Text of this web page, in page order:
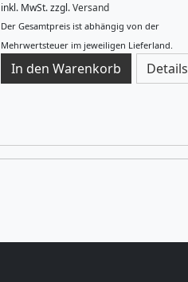
inkl. MwSt.zzgl.Versand
Der Gesamtpreis ist abhängig von der
Mehrwertsteuer im jeweiligen Lieferland.
Details